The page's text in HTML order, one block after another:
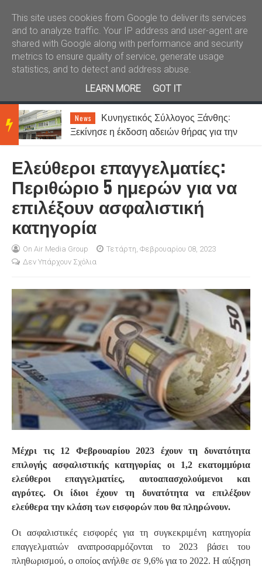
Καλώς ήλθατε Kral News
BRE
AKIN
NEW
News
Κυνηγετικός Σύλλογος Ξάνθης:
Ξεκίνησε η έκδοση αδειών θήρας για την
Ελεύθεροι επαγγελματίες:
Περιθώριο 5 ημερών για να
επιλέξουν ασφαλιστική
κατηγορία
On Air Media Group
Τετάρτη, Φεβρουαρίου 08, 2023
Δεν Υπάρχουν Σχόλια
Μέχρι τις 12 Φεβρουαρίου 2023 έχουν τη δυνατότητα
επιλογής ασφαλιστικής κατηγορίας οι 1,2 εκατομμύρια
ελεύθεροι επαγγελματίες, αυτοαπασχολούμενοι και
αγρότες. Οι ίδιοι έχουν τη δυνατότητα να επιλέξουν
ελεύθερα την κλάση των εισφορών που θα πληρώνουν.
Οι ασφαλιστικές εισφορές για τη συγκεκριμένη κατηγορία
επαγγελματιών αναπροσαρμόζονται το 2023 βάσει του
πληθωρισμού, ο οποίος ανήλθε σε 9,6% για το 2022. Η αύξηση
This site uses cookies from Google to deliver its services
and to analyze traffic. Your IP address and user-agent are
shared with Google along with performance and security
metrics to ensure quality of service, generate usage
statistics, and to detect and address abuse.
LEARN MORE
GOT IT